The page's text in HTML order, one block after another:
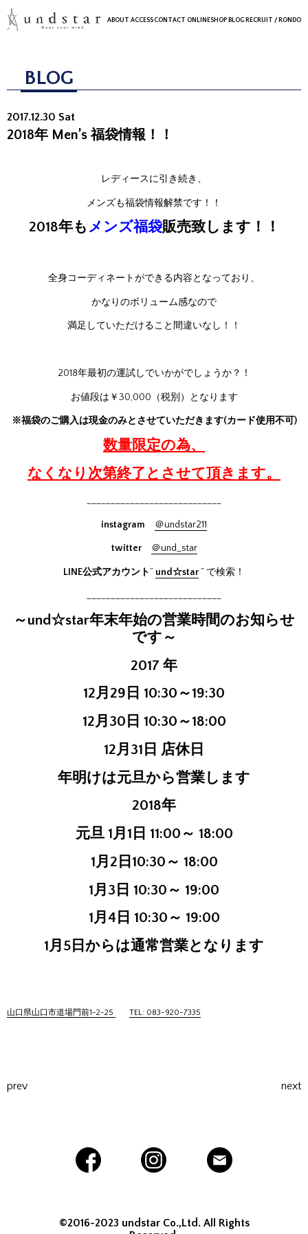
ABOUT ACCESSCONTACT ONLINESHOP BLOG RECRUIT / RONDO
BLOG
2017.12.30 Sat
2018年 Men’s 福袋情報！！
レディースに引き続き、
メンズも福袋情報解禁です！！
2018年もメンズ福袋販売致します！！
全身コーディネートができる内容となっており、
かなりのボリューム感なので
満足していただけること間違いなし！！
2018年最初の運試しでいかがでしょうか？！
お値段は￥30,000（税別）となります
※福袋のご購入は現金のみとさせていただきます(カード使用不可)
数量限定の為、
なくなり次第終了とさせて頂きます。
____________________________
instagram ＠undstar211
twitter ＠und_star
LINE公式アカウント” und☆star” で検索！
____________________________
～und☆star年末年始の営業時間のお知らせ
です～
2017 年
12月29日 10:30～19:30
12月30日 10:30～18:00
12月31日 店休日
年明けは元旦から営業します
2018年
元旦 1月1日 11:00～ 18:00
1月2日10:30～ 18:00
1月3日 10:30～ 19:00
1月4日 10:30～ 19:00
1月5日からは通常営業となります
山口県山口市道場門前1-2-25 TEL: 083-920-7335
prev next
©2016-2023 undstar Co.,Ltd. All Rights